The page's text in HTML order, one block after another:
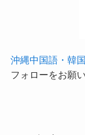
沖縄中国語・韓
フォローをお願